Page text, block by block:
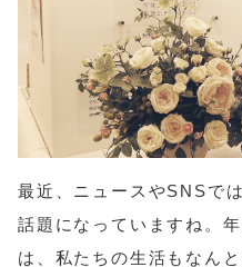
最近、ニュースやSNSで
話題になっていますね。
は、私たちの生活もなん